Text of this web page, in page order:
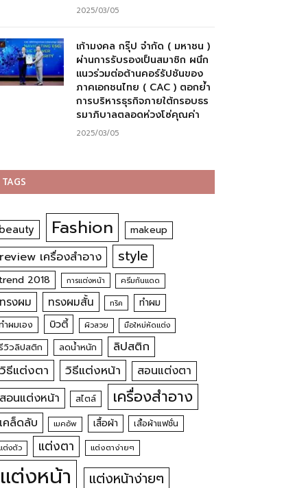
2025/03/05
เก้ามงคล กรุ๊ป จำกัด ( มหาชน )
ผ่านการรับรองเป็นสมาชิก ผนึก
แนวร่วมต่อต้านคอร์รัปชันของ
ภาคเอกชนไทย ( CAC ) ตอกย้ำ
การบริหารธุรกิจภายใต้กรอบธร
รมาภิบาลตลอดห่วงโซ่คุณค่า
2025/03/05
TAGS
beauty Fashion makeup
review เครื่องสำอาง style
trend 2018 การแต่งหน้า ครีมกันแดด
ทรงผม ทรงผมสั้น ทริค ทำผม
ำผมเอง บิวตี้ ผิวสวย มือใหม่หัดแต่ง
วิวลิปสติก ลดน้ำหนัก ลิปสติก
วิธีแต่งตา วิธีแต่งหน้า สอนแต่งตา
สอนแต่งหน้า สไตล์ เครื่องสำอาง
เคล็ดลับ เมคอัพ เสื้อผ้า เสื้อผ้าแฟชั่น
ต่งตัว แต่งตา แต่งตาง่ายๆ
แต่งหน้า แต่งหน้าง่ายๆ